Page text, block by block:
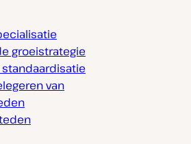
groeistrategie
van